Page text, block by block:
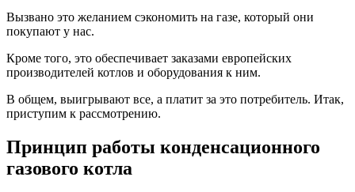
Вызвано это желанием сэкономить на газе, который они
покупают у нас.
Кроме того, это обеспечивает заказами европейских
производителей котлов и оборудования к ним.
В общем, выигрывают все, а платит за это потребитель. Итак,
приступим к рассмотрению.
Принцип работы конденсационного
газового котла